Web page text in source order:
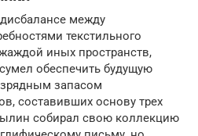
между
текстильного
иных пространств,
обеспечить будущую
запасом
составивших основу трех
собирал свою коллекцию